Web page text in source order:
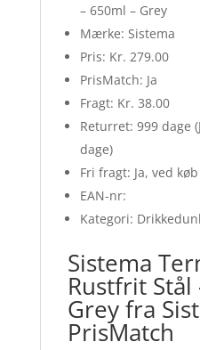
– 650ml – Grey
Mærke: Sistema
Pris: Kr. 279.00
PrisMatch: Ja
Fragt: Kr. 38.00
Returret: 999 dage
dage)
Fri fragt: Ja, ved
EAN-nr:
Kategori:
Sistema
Rustfrit Stål
Grey fra
PrisMatch